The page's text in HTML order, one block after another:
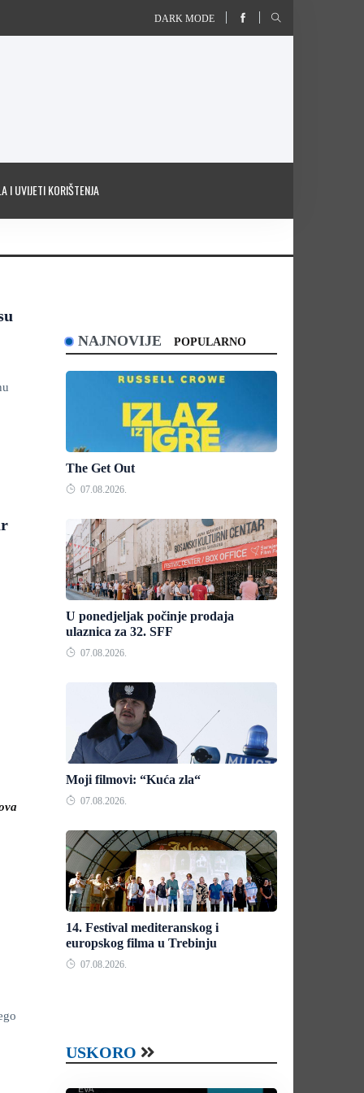
DARK MODE
I UVIJETI KORIŠTENJA
NAJNOVIJE POPULARNO
The Get Out
07.08.2026.
U ponedjeljak počinje prodaja
ulaznica za 32. SFF
07.08.2026.
Moji filmovi: “Kuća zla“
07.08.2026.
14. Festival mediteranskog i
europskog filma u Trebinju
07.08.2026.
USKORO